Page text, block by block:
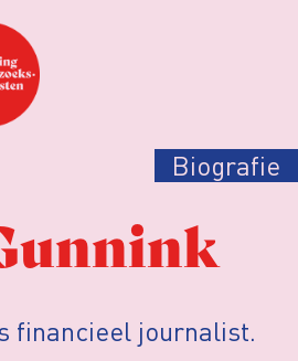
Biografie
financieel journalist.